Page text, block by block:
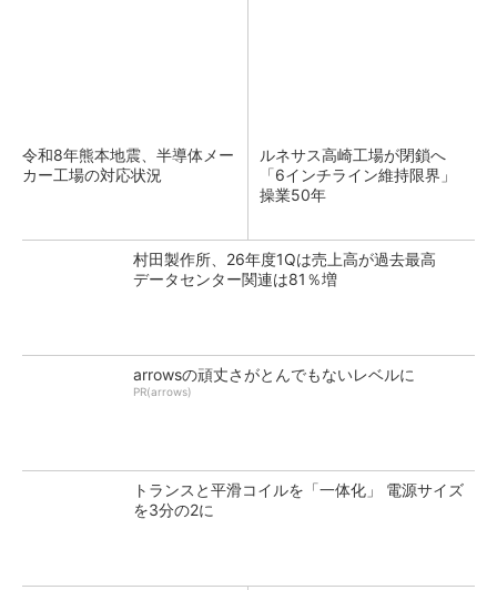
令和8年熊本地震、半導体メー
カー工場の対応状況
ルネサス高崎工場が閉鎖へ
「6インチライン維持限界」
操業50年
村田製作所、26年度1Qは売上高が過去最高
データセンター関連は81％増
arrowsの頑丈さがとんでもないレベルに
PR(arrows)
トランスと平滑コイルを「一体化」 電源サイズ
を3分の2に